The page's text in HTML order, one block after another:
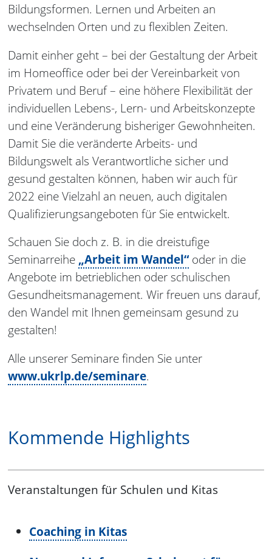
Bildungsformen. Lernen und Arbeiten an
wechselnden Orten und zu flexiblen Zeiten.
Damit einher geht – bei der Gestaltung der Arbeit
im Homeoffice oder bei der Vereinbarkeit von
Privatem und Beruf – eine höhere Flexibilität der
individuellen Lebens-, Lern- und Arbeitskonzepte
und eine Veränderung bisheriger Gewohnheiten.
Damit Sie die veränderte Arbeits- und
Bildungswelt als Verantwortliche sicher und
gesund gestalten können, haben wir auch für
2022 eine Vielzahl an neuen, auch digitalen
Qualifizierungsangeboten für Sie entwickelt.
Schauen Sie doch z. B. in die dreistufige
Seminarreihe „Arbeit im Wandel“oder in die
Angebote im betrieblichen oder schulischen
Gesundheitsmanagement. Wir freuen uns darauf,
den Wandel mit Ihnen gemeinsam gesund zu
gestalten!
Alle unserer Seminare finden Sie unter
www.ukrlp.de/seminare.
Kommende Highlights
Veranstaltungen für Schulen und Kitas
Coaching in Kitas